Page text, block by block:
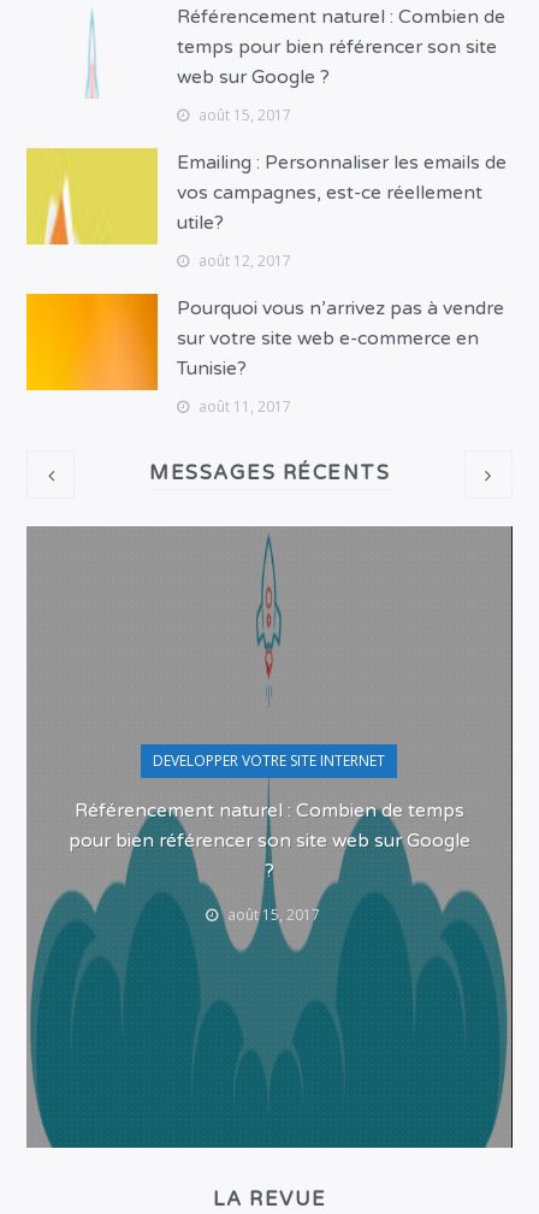
Référencement naturel : Combien de
temps pour bien référencer son site
web sur Google ?
août 15, 2017
Emailing : Personnaliser les emails de
vos campagnes, est-ce réellement
utile?
août 12, 2017
Pourquoi vous n’arrivez pas à vendre
sur votre site web e-commerce en
Tunisie?
août 11, 2017
MESSAGES RÉCENTS
DEVELOPPER VOTRE SITE INTERNET
Référencement naturel : Combien de temps
pour bien référencer son site web sur Google
?
août 15, 2017
LA REVUE